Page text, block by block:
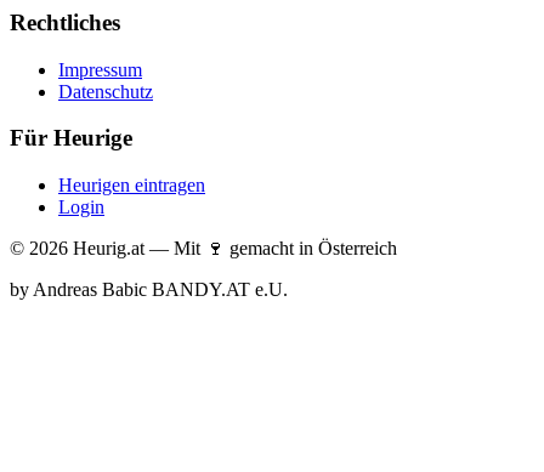
Rechtliches
Impressum
Datenschutz
Für Heurige
Heurigen eintragen
Login
© 2026 Heurig.at — Mit 🍷 gemacht in Österreich
by Andreas Babic BANDY.AT e.U.